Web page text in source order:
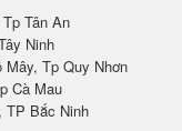
Tân An
Ninh
Mây, Tp Quy Nhơn
Cà Mau
TP Bắc Ninh